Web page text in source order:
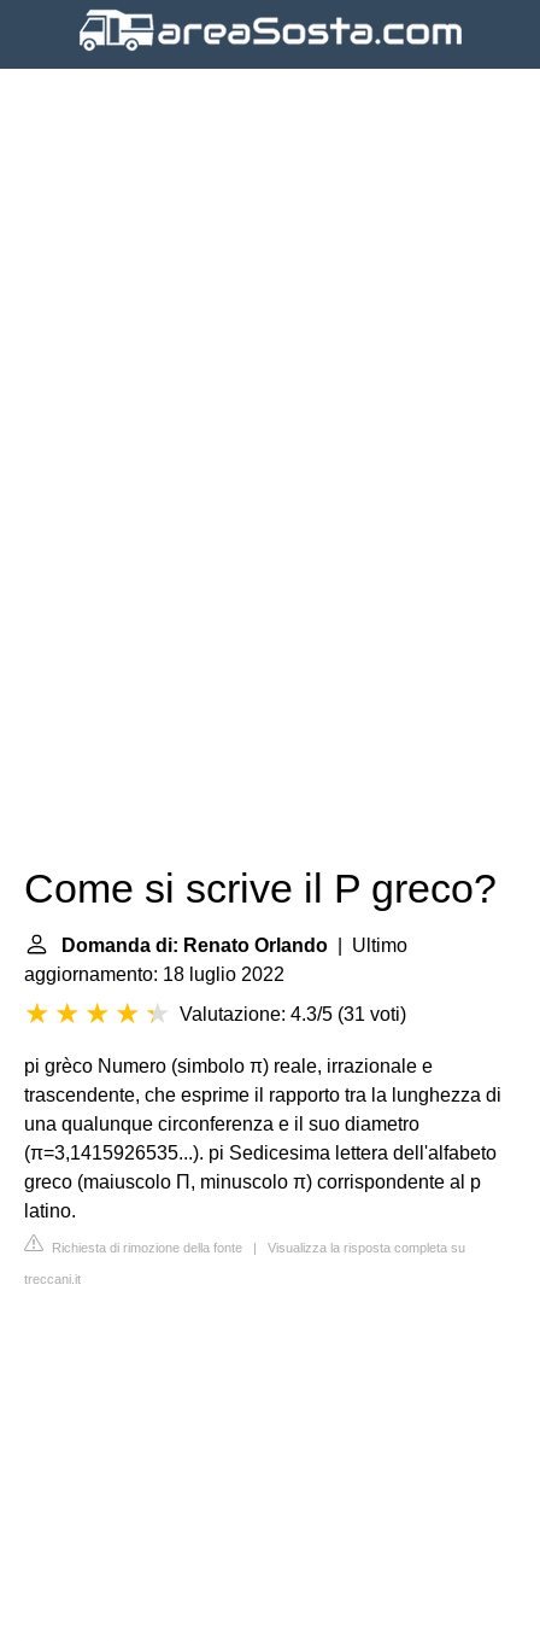
Come si scrive il P greco?
Domanda di: Renato Orlando | Ultimo
aggiornamento: 18 luglio 2022
Valutazione: 4.3/5 (31 voti)
pi grèco Numero (simbolo π) reale, irrazionale e
trascendente, che esprime il rapporto tra la lunghezza di
una qualunque circonferenza e il suo diametro
(π=3,1415926535...). pi Sedicesima lettera dell'alfabeto
greco (maiuscolo Π, minuscolo π) corrispondente al p
latino.
Richiesta di rimozione della fonte | Visualizza la risposta completa su
treccani.it